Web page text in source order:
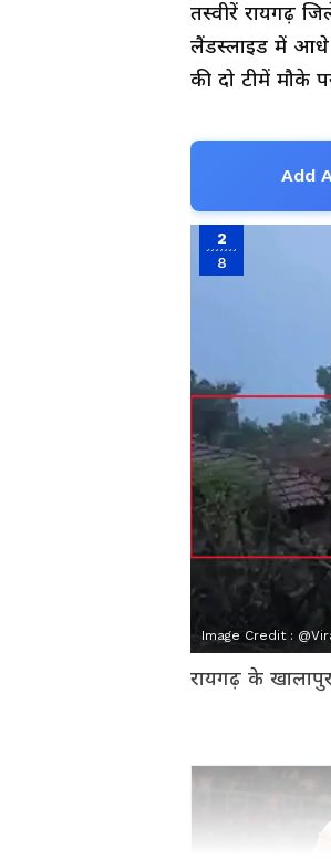
तस्वीरें रायगढ़
लैंडस्लाइड में आधे
की दो टीमें मौके
Add
2
8
Image Credit :
रायगढ़ के